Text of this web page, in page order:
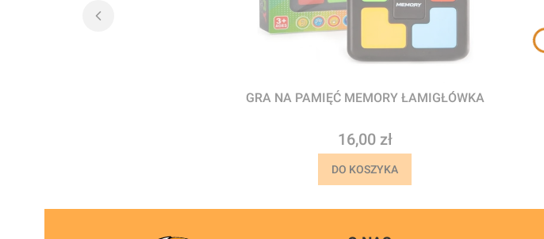
GRA NA PAMIĘĆ MEMORY ŁAMIGŁÓWKA
Cena
16,00 zł
DO KOSZYKA